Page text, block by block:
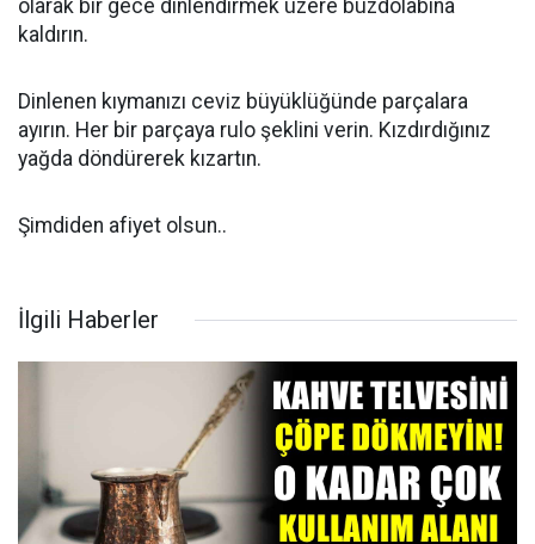
olarak bir gece dinlendirmek üzere buzdolabına
kaldırın.
Dinlenen kıymanızı ceviz büyüklüğünde parçalara
ayırın. Her bir parçaya rulo şeklini verin. Kızdırdığınız
yağda döndürerek kızartın.
Şimdiden afiyet olsun..
İlgili Haberler